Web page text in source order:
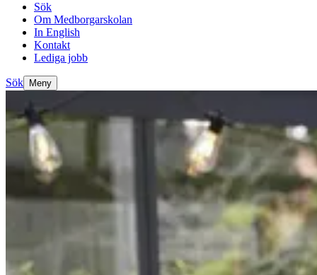
Sök
Om Medborgarskolan
In English
Kontakt
Lediga jobb
Sök Meny